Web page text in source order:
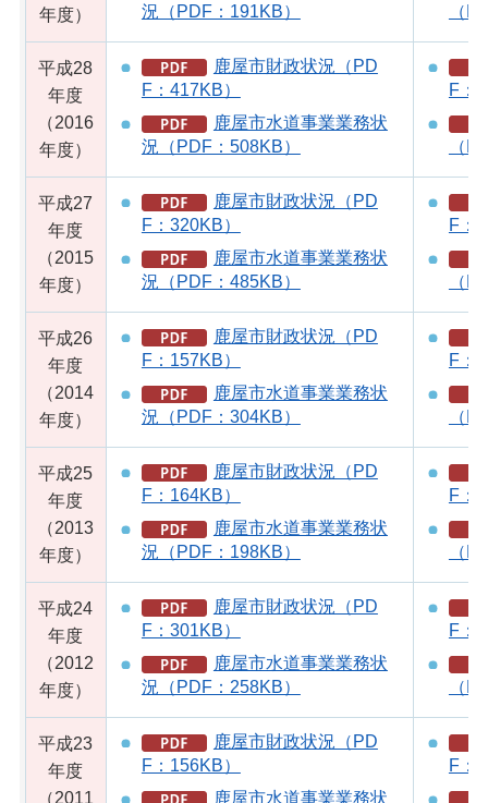
年度）
況（PDF：191KB）
（
平成28
年度
（2016
年度）
鹿屋市財政状況（PD
F：417KB）
鹿屋市水道事業業務状
況（PDF：508KB）
F：
（
平成27
年度
（2015
年度）
鹿屋市財政状況（PD
F：320KB）
鹿屋市水道事業業務状
況（PDF：485KB）
F：
（
平成26
年度
（2014
年度）
鹿屋市財政状況（PD
F：157KB）
鹿屋市水道事業業務状
況（PDF：304KB）
F：
（
平成25
年度
（2013
年度）
鹿屋市財政状況（PD
F：164KB）
鹿屋市水道事業業務状
況（PDF：198KB）
F：
（
平成24
年度
（2012
年度）
鹿屋市財政状況（PD
F：301KB）
鹿屋市水道事業業務状
況（PDF：258KB）
F：
（
平成23
年度
（2011
鹿屋市財政状況（PD
F：156KB）
鹿屋市水道事業業務状
F：